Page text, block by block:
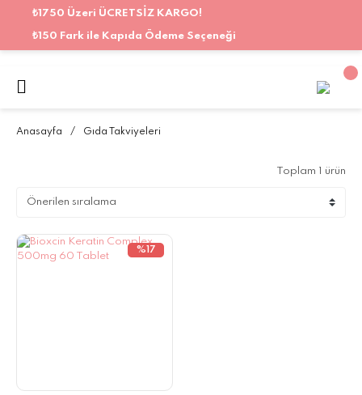
₺1750 Üzeri ÜCRETSİZ KARGO!
₺150 Fark ile Kapıda Ödeme Seçeneği
Anasayfa Gıda Takviyeleri
Toplam 1 ürün
%17